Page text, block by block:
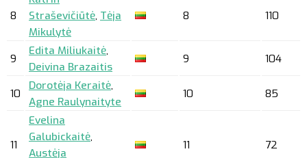
8
Straševičiūtė, Tėja
Mikulytė
8 110
9
Edita Miliukaitė,
Deivina Brazaitis
9 104
10
Dorotėja Keraitė,
Agne Raulynaityte
10 85
11
Evelina
Galubickaitė,
Austėja
11 72